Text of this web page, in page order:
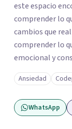
este espacio
comprender lo
cambios que
comprender lo que te ocurre, fortalecer el bienestar
emocional y
contigo mismo
ser un buen
acompañarte en
Ansiedad
WhatsApp